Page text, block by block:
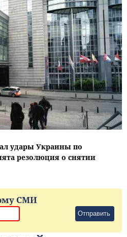
удары Украины по
резолюция о снятии
СМИ
Отправить